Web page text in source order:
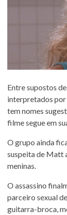
Entre supostos
interpretados por
tem nomes
filme segue em
O grupo ainda
suspeita de Matt
meninas.
O assassino
parceiro sexual
guitarra-broca,